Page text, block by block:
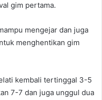
gim pertama.
mengejar dan juga
menghentikan gim
kembali tertinggal 3-5
7-7 dan juga unggul dua